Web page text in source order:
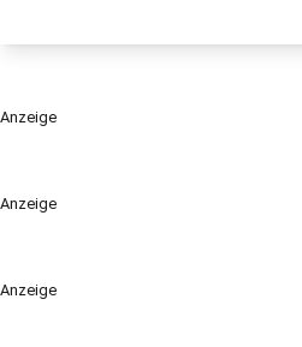
Anzeige
Anzeige
Anzeige